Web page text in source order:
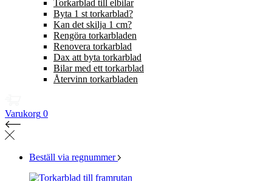
Torkarblad till elbilar
Byta 1 st torkarblad?
Kan det skilja 1 cm?
Rengöra torkarbladen
Renovera torkarblad
Dax att byta torkarblad
Bilar med ett torkarblad
Återvinn torkarbladen
Varukorg 0
Beställ via regnummer